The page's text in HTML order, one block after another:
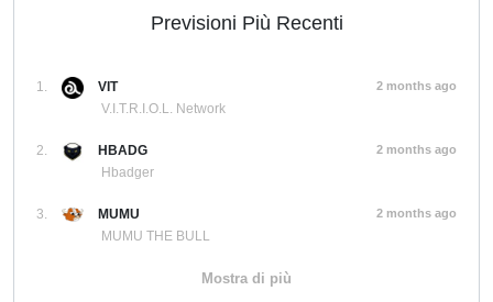
Previsioni Più Recenti
1.
VIT
V.I.T.R.I.O.L. Network
2 months ago
2.
HBADG
Hbadger
2 months ago
3.
MUMU
MUMU THE BULL
2 months ago
Mostra di più